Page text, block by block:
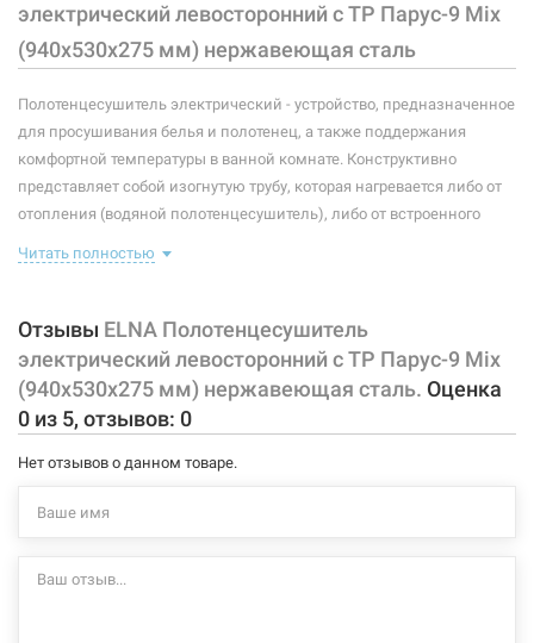
Высота: 940 мм
Мощность: 245 Вт
Тип крепления: стационарный
Тип подключения: левосторонний
Материал корпуса:
электрический левосторонний с ТР Парус-9 Mix
(940х530х275 мм) нержавеющая сталь
Полотенцесушитель электрический - устройство, предназначенное
для просушивания белья и полотенец, а также поддержания
комфортной температуры в ванной комнате. Конструктивно
представляет собой изогнутую трубу, которая нагревается либо от
отопления (водяной полотенцесушитель), либо от встроенного
правильно подобранный полотенцесушитель станет
Характеристики и конфигурация изделия, а также комплектация
товара могут изменяться производителем без уведомления. За
внесенные производителем изменения, магазин ответственности
не несет.
Читать полностью
Отзывы ELNA Полотенцесушитель
электрический левосторонний с ТР Парус-9 Mix
(940х530х275 мм) нержавеющая сталь. Оценка
0 из 5, отзывов: 0
Нет отзывов о данном товаре.